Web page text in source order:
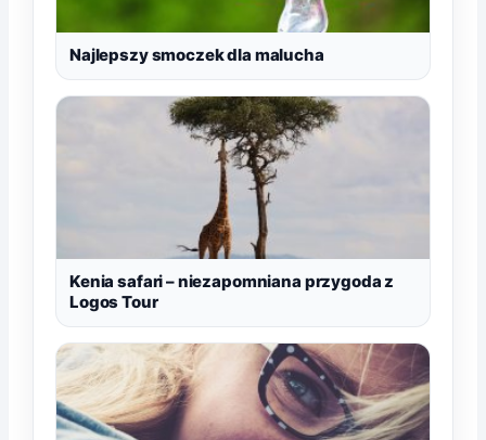
Najlepszy smoczek dla malucha
Kenia safari – niezapomniana przygoda z
Logos Tour